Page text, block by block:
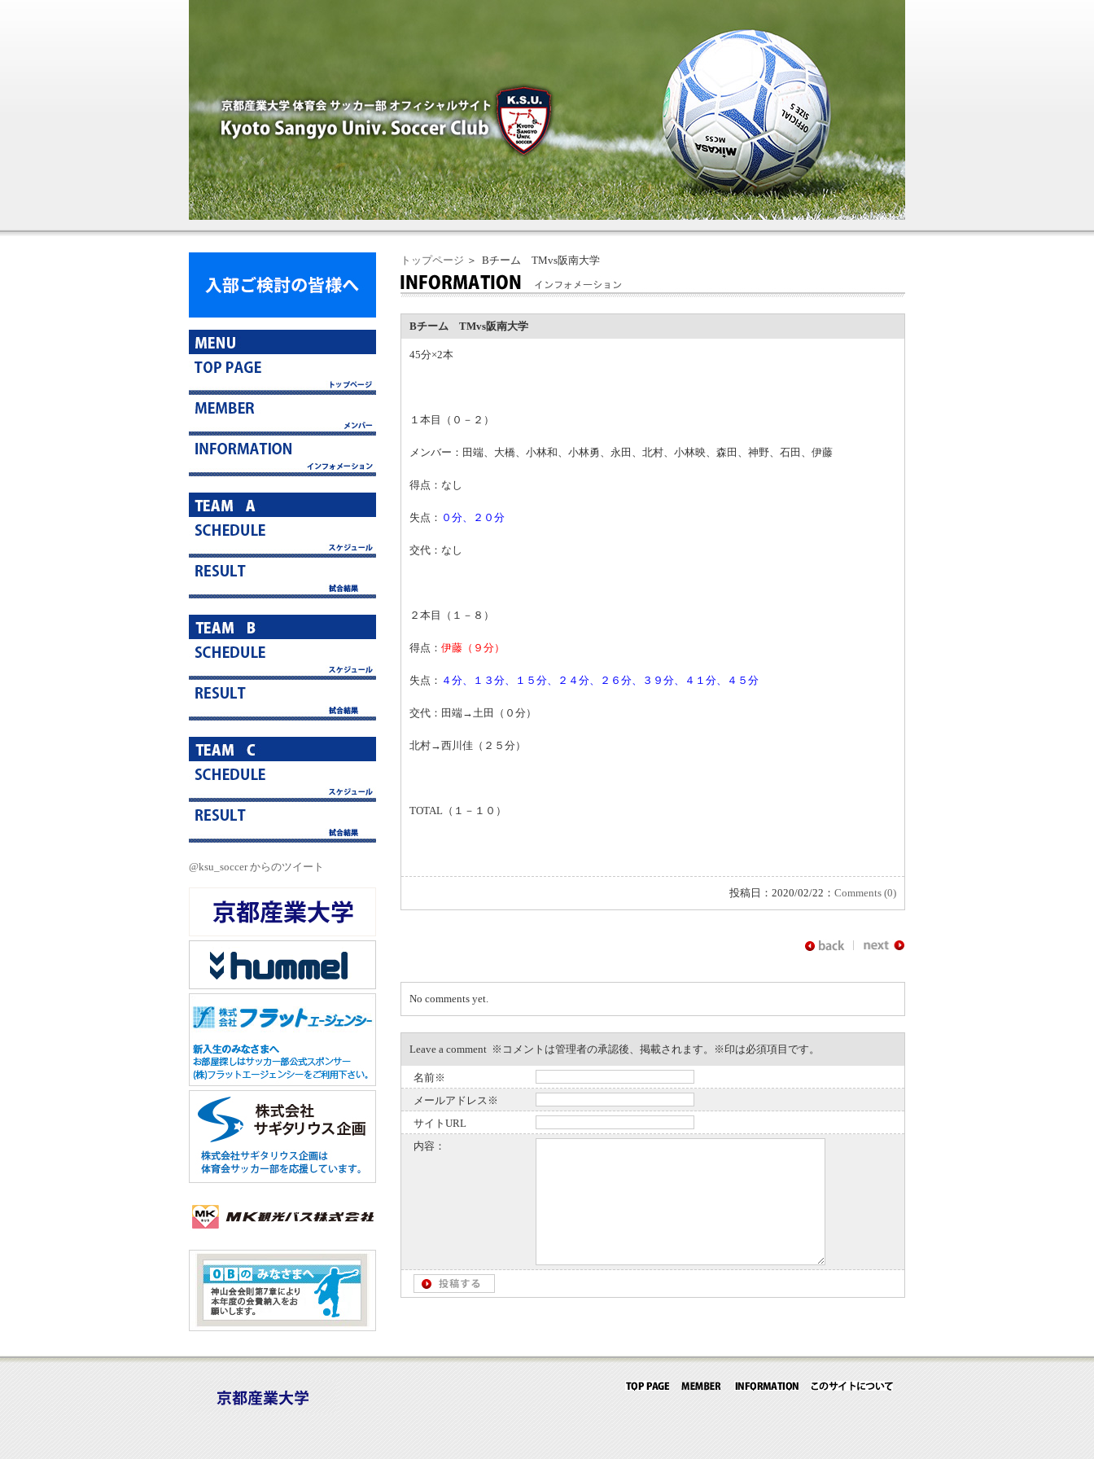
@ksu_soccer からのツイート
トップページ ＞ Bチーム TMvs阪南大学
Bチーム TMvs阪南大学
45分×2本
１本目（０－２）
メンバー：田端、大橋、小林和、小林勇、永田、北村、小林映、森田、神野、石田、伊藤
得点：なし
失点： ０分、２０分
交代：なし
２本目（１－８）
得点： 伊藤（９分）
失点： ４分、１３分、１５分、２４分、２６分、３９分、４１分、４５分
交代：田端→土田（０分）
北村→西川佳（２５分）
TOTAL（１－１０）
投稿日：2020/02/22： Comments (0)
No comments yet.
Leave a comment ※コメントは管理者の承認後、掲載されます。※印は必須項目です。
名前※
メールアドレス※
サイトURL
内容：